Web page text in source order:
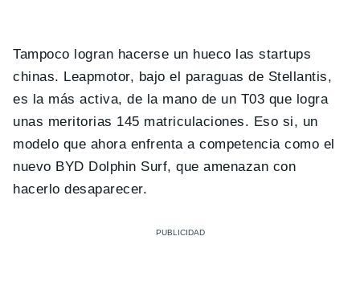
Tampoco logran hacerse un hueco las startups
chinas. Leapmotor, bajo el paraguas de Stellantis,
es la más activa, de la mano de un T03 que logra
unas meritorias 145 matriculaciones. Eso si, un
modelo que ahora enfrenta a competencia como el
nuevo BYD Dolphin Surf, que amenazan con
hacerlo desaparecer.